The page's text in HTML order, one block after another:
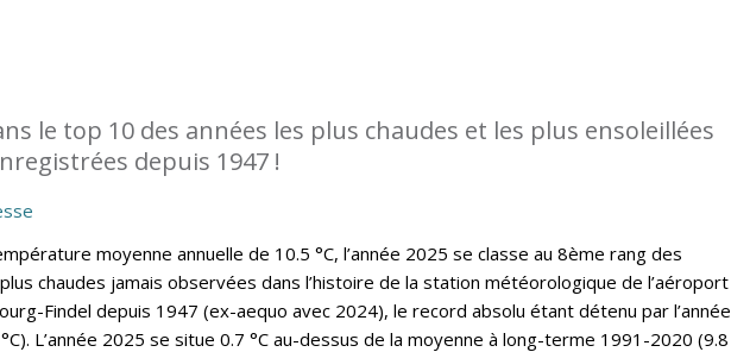
le top 10 des années les plus chaudes et les plus ensoleillées
depuis 1947 !
moyenne annuelle de 10.5 °C, l’année 2025 se classe au 8ème rang des
chaudes jamais observées dans l’histoire de la station météorologique de l’aéroport
Findel depuis 1947 (ex-aequo avec 2024), le record absolu étant détenu par l’année
L’année 2025 se situe 0.7 °C au-dessus de la moyenne à long-terme 1991-2020 (9.8